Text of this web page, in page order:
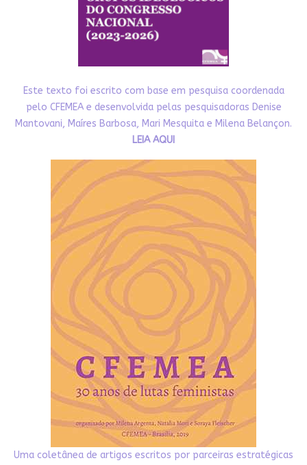
Este texto foi escrito com base em pesquisa coordenada
pelo CFEMEA e desenvolvida pelas pesquisadoras Denise
Mantovani, Maíres Barbosa, Mari Mesquita e Milena Belançon.
LEIA AQUI
Uma coletânea de artigos escritos por parceiras estratégicas